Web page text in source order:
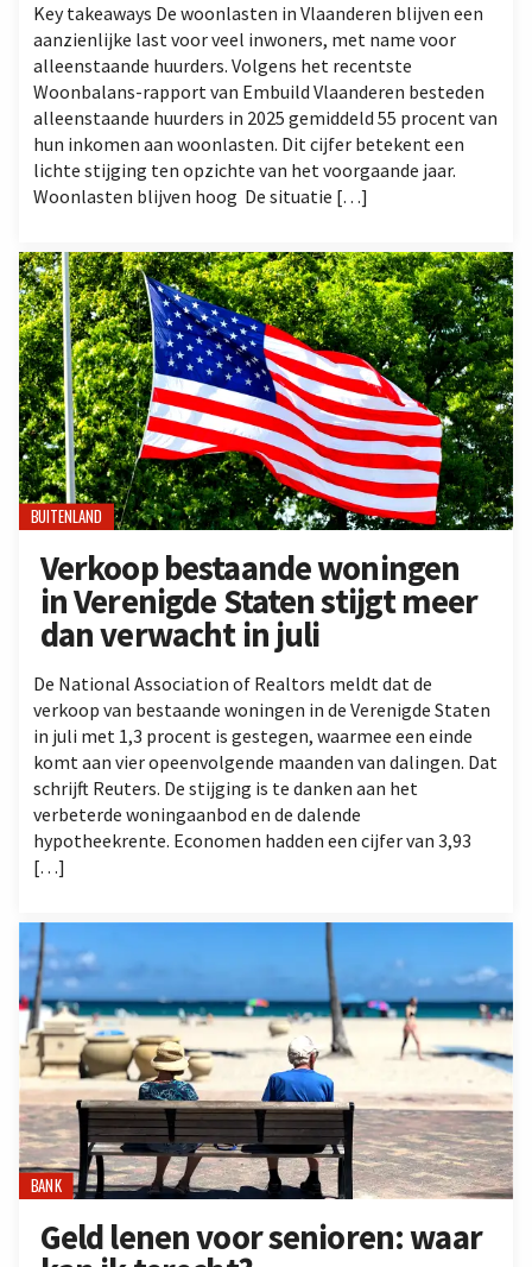
Key takeaways De woonlasten in Vlaanderen blijven een
aanzienlijke last voor veel inwoners, met name voor
alleenstaande huurders. Volgens het recentste
Woonbalans-rapport van Embuild Vlaanderen besteden
alleenstaande huurders in 2025 gemiddeld 55 procent van
hun inkomen aan woonlasten. Dit cijfer betekent een
lichte stijging ten opzichte van het voorgaande jaar.
Woonlasten blijven hoog De situatie […]
BUITENLAND
Verkoop bestaande woningen
in Verenigde Staten stijgt meer
dan verwacht in juli
De National Association of Realtors meldt dat de
verkoop van bestaande woningen in de Verenigde Staten
in juli met 1,3 procent is gestegen, waarmee een einde
komt aan vier opeenvolgende maanden van dalingen. Dat
schrijft Reuters. De stijging is te danken aan het
verbeterde woningaanbod en de dalende
hypotheekrente. Economen hadden een cijfer van 3,93
[…]
BANK
Geld lenen voor senioren: waar